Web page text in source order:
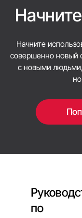
списки
любую другую
использовать
мошенничества.
или текстовые
помнить, что
делитесь
вам обоим.
Начните
совершенно новый
с новыми
по